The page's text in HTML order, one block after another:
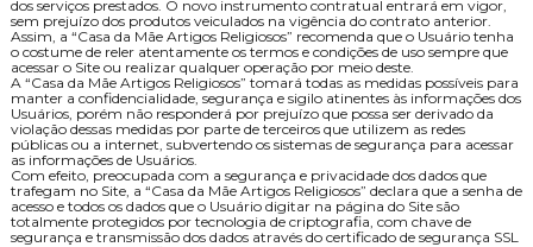
dos serviços prestados. O novo instrumento contratual entrará em vigor,
sem prejuízo dos produtos veiculados na vigência do contrato anterior.
Assim, a “Casa da Mãe Artigos Religiosos” recomenda que o Usuário tenha
o costume de reler atentamente os termos e condições de uso sempre que
acessar o Site ou realizar qualquer operação por meio deste.
A “Casa da Mãe Artigos Religiosos” tomará todas as medidas possíveis para
manter a confidencialidade, segurança e sigilo atinentes às informações dos
Usuários, porém não responderá por prejuízo que possa ser derivado da
violação dessas medidas por parte de terceiros que utilizem as redes
públicas ou a internet, subvertendo os sistemas de segurança para acessar
as informações de Usuários.
Com efeito, preocupada com a segurança e privacidade dos dados que
trafegam no Site, a “Casa da Mãe Artigos Religiosos” declara que a senha de
acesso e todos os dados que o Usuário digitar na página do Site são
totalmente protegidos por tecnologia de criptografia, com chave de
segurança e transmissão dos dados através do certificado de segurança SSL